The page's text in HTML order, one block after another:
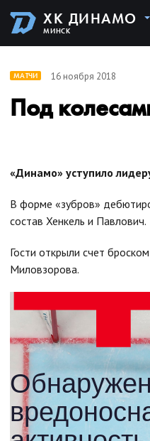
ХК ДИНАМО
МИНСК
МАТЧИ 16 ноября 2018
Под
«Динамо» уступило
В форме «зубров»
состав Хенкель и Павлович.
Гости открыли счет
Миловзорова.